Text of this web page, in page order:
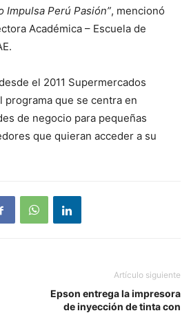
Perú Pasión”, mencionó
Académica – Escuela de
el 2011 Supermercados
programa que se centra en
de negocio para pequeñas
que quieran acceder a su
Artículo siguiente
Epson entrega la impresora
de inyección de tinta con